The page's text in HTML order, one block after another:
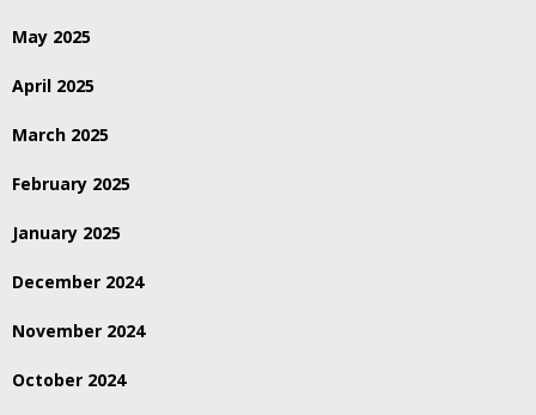
May 2025
April 2025
March 2025
February 2025
January 2025
December 2024
November 2024
October 2024